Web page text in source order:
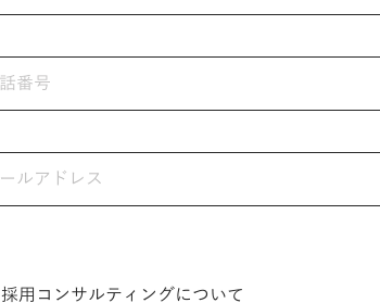
採用コンサルティングについて